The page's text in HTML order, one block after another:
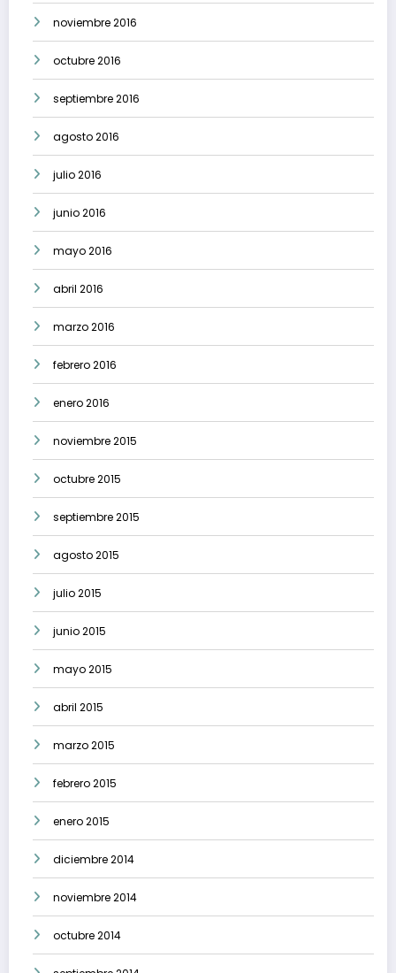
noviembre 2016
octubre 2016
septiembre 2016
agosto 2016
julio 2016
junio 2016
mayo 2016
abril 2016
marzo 2016
febrero 2016
enero 2016
noviembre 2015
octubre 2015
septiembre 2015
agosto 2015
julio 2015
junio 2015
mayo 2015
abril 2015
marzo 2015
febrero 2015
enero 2015
diciembre 2014
noviembre 2014
octubre 2014